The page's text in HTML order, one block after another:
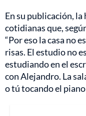
En su publicación,
cotidianas que,
“Por eso la casa no
risas. El estudio no
estudiando en el
con Alejandro. La
o tú tocando el piano